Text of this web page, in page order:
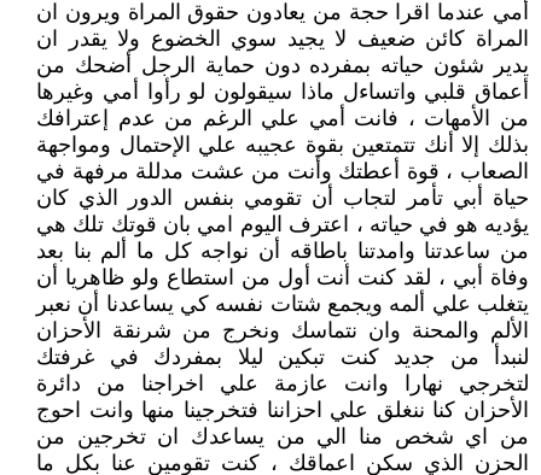
أمي عندما اقرا حجة من يعادون حقوق المراة ويرون ان
المراة كائن ضعيف لا يجيد سوي الخضوع ولا يقدر ان
يدير شئون حياته بمفرده دون حماية الرجل أضحك من
أعماق قلبي واتساءل ماذا سيقولون لو رأوا أمي وغيرها
من الأمهات ، فانت أمي علي الرغم من عدم إعترافك
بذلك إلا أنك تتمتعين بقوة عجيبه علي الإحتمال ومواجهة
الصعاب ، قوة أعطتك وأنت من عشت مدللة مرفهة في
حياة أبي تأمر لتجاب أن تقومي بنفس الدور الذي كان
يؤديه هو في حياته ، اعترف اليوم امي بان قوتك تلك هي
من ساعدتنا وامدتنا باطاقه أن نواجه كل ما ألم بنا بعد
وفاة أبي ، لقد كنت أنت أول من استطاع ولو ظاهريا أن
يتغلب علي ألمه ويجمع شتات نفسه كي يساعدنا أن نعبر
الألم والمحنة وان نتماسك ونخرج من شرنقة الأحزان
لنبدأ من جديد كنت تبكين ليلا بمفردك في غرفتك
لتخرجي نهارا وانت عازمة علي اخراجنا من دائرة
الأحزان كنا ننغلق علي احزاننا فتخرجينا منها وانت احوج
من اي شخص منا الي من يساعدك ان تخرجين من
الحزن الذي سكن اعماقك ، كنت تقومين عنا بكل ما